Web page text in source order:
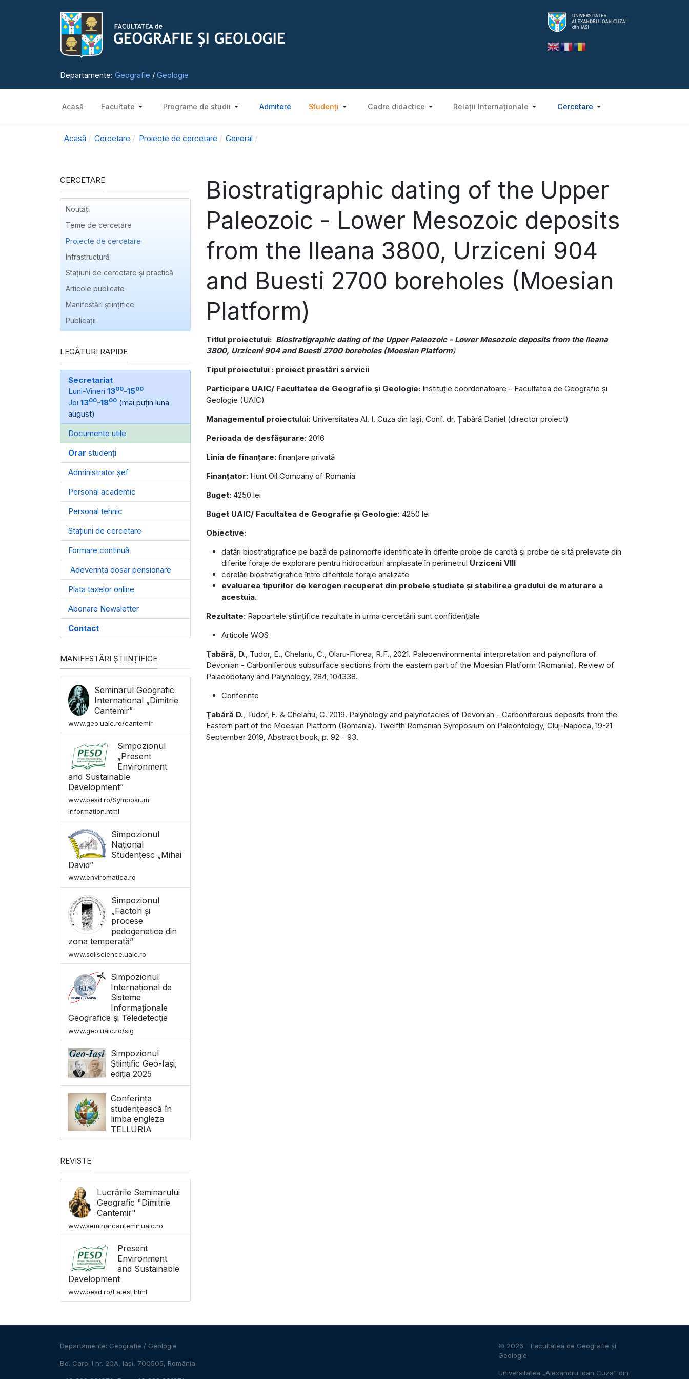
Departamente: Geografie / Geologie
Acasă Facultate Programe de studii Admitere Studenți Cadre didactice Relații Internaționale Cercetare
Acasă Cercetare Proiecte de cercetare General
Biostratigraphic dating of the Upper
Paleozoic - Lower Mesozoic deposits
from the Ileana 3800, Urziceni 904
and Buesti 2700 boreholes (Moesian
Platform)
Titlul proiectului: Biostratigraphic dating of the Upper Paleozoic - Lower Mesozoic deposits from the Ileana
3800, Urziceni 904 and Buesti 2700 boreholes (Moesian Platform)
Tipul proiectului : proiect prestări servicii
Participare UAIC/ Facultatea de Geografie și Geologie: Instituție coordonatoare - Facultatea de Geografie și
Geologie (UAIC)
Managementul proiectului: Universitatea Al. I. Cuza din Iași, Conf. dr. Țabără Daniel (director proiect)
Perioada de desfășurare: 2016
Linia de finanțare: finanțare privată
Finanțator: Hunt Oil Company of Romania
Buget: 4250 lei
Buget UAIC/ Facultatea de Geografie și Geologie: 4250 lei
Obiective:
datări biostratigrafice pe bază de palinomorfe identificate în diferite probe de carotă și probe de sită prelevate din
diferite foraje de explorare pentru hidrocarburi amplasate în perimetrul Urziceni VIII
corelări biostratigrafice între diferitele foraje analizate
evaluarea tipurilor de kerogen recuperat din probele studiate și stabilirea gradului de maturare a
acestuia.
Rezultate: Rapoartele științifice rezultate în urma cercetării sunt confidențiale
Articole WOS
Ţabără, D., Tudor, E., Chelariu, C., Olaru-Florea, R.F., 2021. Paleoenvironmental interpretation and palynoflora of
Devonian - Carboniferous subsurface sections from the eastern part of the Moesian Platform (Romania). Review of
Palaeobotany and Palynology, 284, 104338.
Conferinte
Ţabără D., Tudor, E. & Chelariu, C. 2019. Palynology and palynofacies of Devonian - Carboniferous deposits from the
Eastern part of the Moesian Platform (Romania). Twelfth Romanian Symposium on Paleontology, Cluj-Napoca, 19-21
September 2019, Abstract book, p. 92 - 93.
CERCETARE
Noutăți
Teme de cercetare
Proiecte de cercetare
Infrastructură
Stațiuni de cercetare și practică
Articole publicate
Manifestări ştiinţifice
Publicaţii
LEGĂTURI RAPIDE
Secretariat
Luni-Vineri 1300-1500
Joi 1300-1800 (mai puțin luna
august)
Documente utile
Orar studenți
Administrator șef
Personal academic
Personal tehnic
Stațiuni de cercetare
Formare continuă
Adeverința dosar pensionare
Plata taxelor online
Abonare Newsletter
Contact
MANIFESTĂRI ȘTIINȚIFICE
Seminarul Geografic
Internațional „Dimitrie
Cantemir”
www.geo.uaic.ro/cantemir
Simpozionul
„Present
Environment
and Sustainable
Development”
www.pesd.ro/Symposium
Information.html
Simpozionul
Național
Studențesc „Mihai
David”
www.enviromatica.ro
Simpozionul
„Factori și
procese
pedogenetice din
zona temperată”
www.soilscience.uaic.ro
Simpozionul
Internațional de
Sisteme
Informaționale
Geografice și Teledetecție
www.geo.uaic.ro/sig
Simpozionul
Științific Geo-Iași,
ediția 2025
Conferința
studențească în
limba engleza
TELLURIA
REVISTE
Lucrările Seminarului
Geografic "Dimitrie
Cantemir"
www.seminarcantemir.uaic.ro
Present
Environment
and Sustainable
Development
www.pesd.ro/Latest.html
Departamente: Geografie / Geologie
Bd. Carol I nr. 20A, Iași, 700505, România
© 2026 - Facultatea de Geografie și
Geologie
Universitatea „Alexandru Ioan Cuza” din